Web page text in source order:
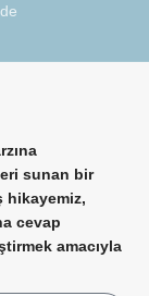
sunan bir
hikayemiz,
cevap
amacıyla